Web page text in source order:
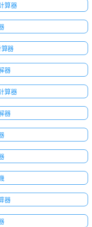
算器
器
器
算器
器
器